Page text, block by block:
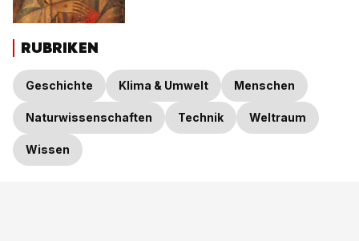
RUBRIKEN
Geschichte Klima & Umwelt Menschen
Naturwissenschaften Technik Weltraum
Wissen